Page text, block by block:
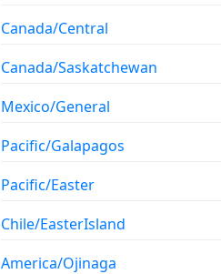
Canada/Central
Canada/Saskatchewan
Mexico/General
Pacific/Galapagos
Pacific/Easter
Chile/EasterIsland
America/Ojinaga